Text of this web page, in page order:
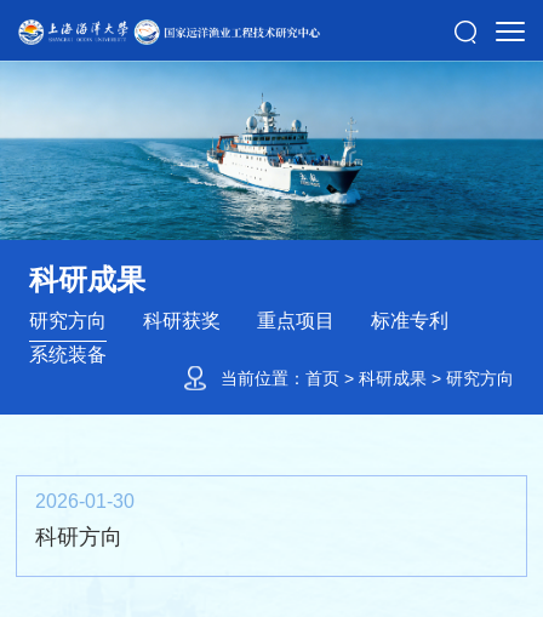
科研成果
研究方向 科研获奖 重点项目
标准专利
系统装备
当前位置：首页 >科研成果 >研究方向
2026-01-30
科研方向